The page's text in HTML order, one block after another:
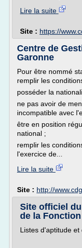
Lire la suite
Site : https://
Centre de
Garonne
Pour être nommé
remplir les
posséder la
ne pas avoir de
incompatible avec
être en position
national ;
remplir les
l'exercice de...
Lire la suite
Site : http://
Site officiel
de la Fonction
Listes d'aptitude et